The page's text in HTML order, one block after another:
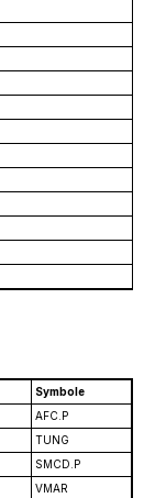
Symbole
AFC.P
TUNG
SMCD.P
VMAR